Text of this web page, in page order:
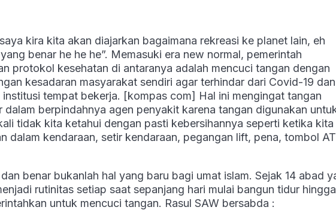
kira kita akan diajarkan bagaimana rekreasi ke planet lain, eh
benar he he he”. Memasuki era new normal, pemerintah
protokol kesehatan di antaranya adalah mencuci tangan dengan
kesadaran masyarakat sendiri agar terhindar dari Covid-19 dan
tempat bekerja. [kompas com] Hal ini mengingat tangan
dalam berpindahnya agen penyakit karena tangan digunakan
tidak kita ketahui dengan pasti kebersihannya seperti ketika kita
dalam kendaraan, setir kendaraan, pegangan lift, pena, tombol
benar bukanlah hal yang baru bagi umat islam. Sejak 14 abad
rutinitas setiap saat sepanjang hari mulai bangun tidur
untuk mencuci tangan. Rasul SAW bersabda :